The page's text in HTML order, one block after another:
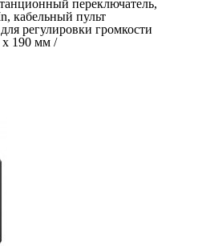
переключатель,
кабельный пульт
регулировки громкости
190 мм /